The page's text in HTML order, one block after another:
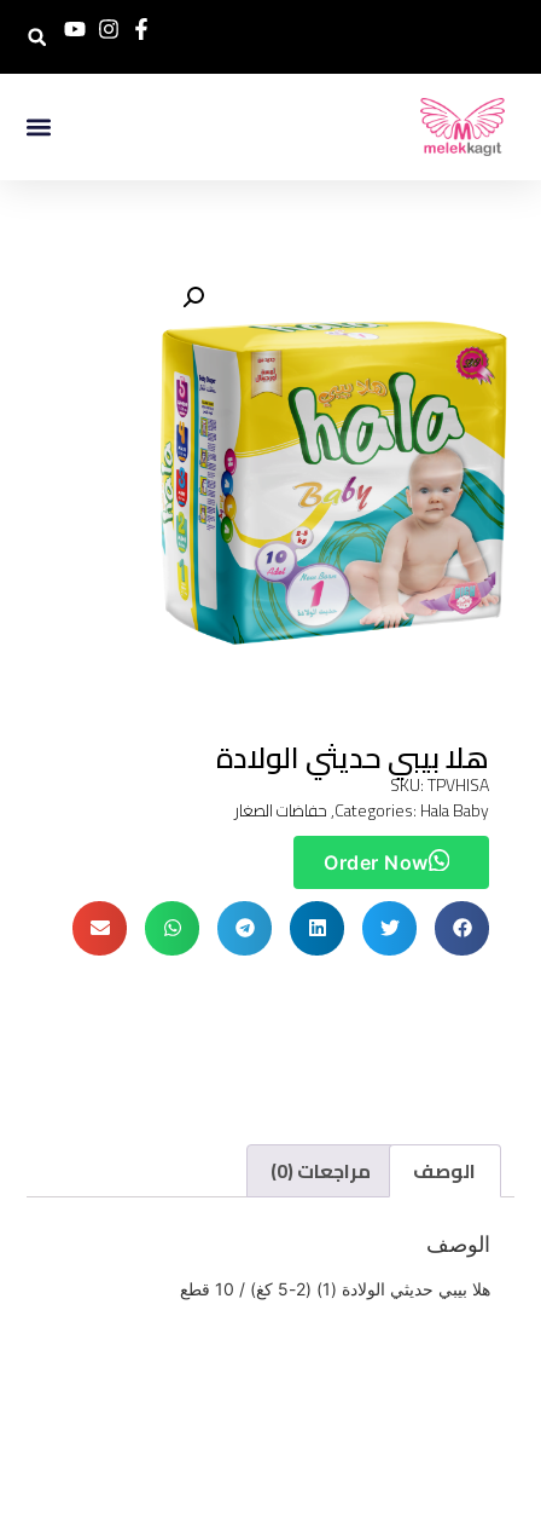
هلا بيبي حديثي الولادة
SKU: TPVHISA
Categories:Hala Baby
,حفاضات الصغار
Order Now
الوصف مراجعات (0)
الوصف
هلا بيبي حديثي الولادة (1) (2-5 كغ) / 10 قطع